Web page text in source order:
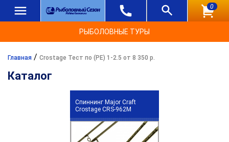
0
РЫБОЛОВНЫЕ ТУРЫ
Главная / Crostage Тест по (РЕ) 1-2.5 от 8 350 р.
Каталог
Спиннинг Major Craft
Crostage CRS-962M